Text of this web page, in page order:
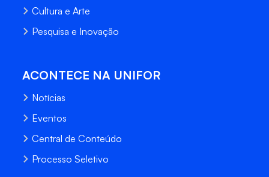
Cultura e Arte
Pesquisa e Inovação
ACONTECE NA UNIFOR
Notícias
Eventos
Central de Conteúdo
Processo Seletivo